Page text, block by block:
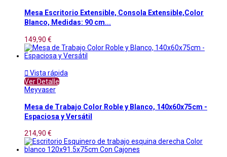
Mesa Escritorio Extensible, Consola Extensible,Color
Blanco, Medidas: 90 cm...
149,90 €
 Vista rápida
Ver Detalle
Meyvaser
Mesa de Trabajo Color Roble y Blanco, 140x60x75cm -
Espaciosa y Versátil
214,90 €